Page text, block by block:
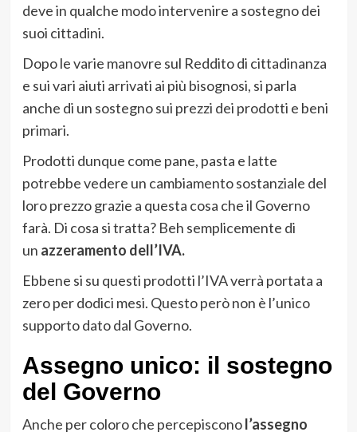
deve in qualche modo intervenire a sostegno dei
suoi cittadini.
Dopo le varie manovre sul Reddito di cittadinanza
e sui vari aiuti arrivati ai più bisognosi, si parla
anche di un sostegno sui prezzi dei prodotti e beni
primari.
Prodotti dunque come pane, pasta e latte
potrebbe vedere un cambiamento sostanziale del
loro prezzo grazie a questa cosa che il Governo
farà. Di cosa si tratta? Beh semplicemente di
un azzeramento dell’IVA.
Ebbene si su questi prodotti l’IVA verrà portata a
zero per dodici mesi. Questo però non è l’unico
supporto dato dal Governo.
Assegno unico: il sostegno
del Governo
Anche per coloro che percepisconol’assegno